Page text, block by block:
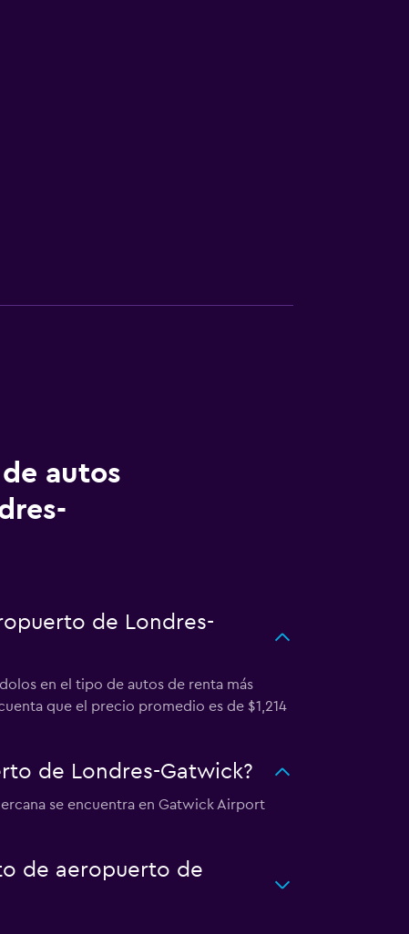
autos
de Londres-
en el tipo de autos de renta más
que el precio promedio es de $1,214
de Londres-Gatwick?
se encuentra en Gatwick Airport
de aeropuerto de